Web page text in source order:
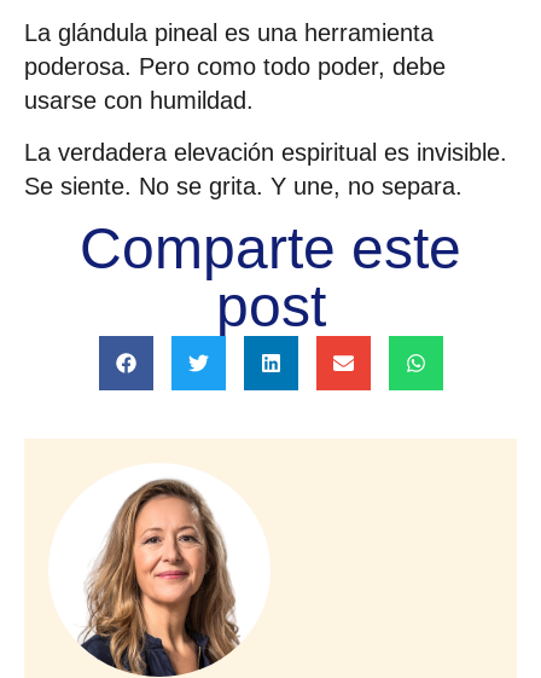
La glándula pineal es una herramienta
poderosa. Pero como todo poder, debe
usarse con humildad.
La verdadera elevación espiritual es invisible.
Se siente. No se grita. Y une, no separa.
Comparte este
post